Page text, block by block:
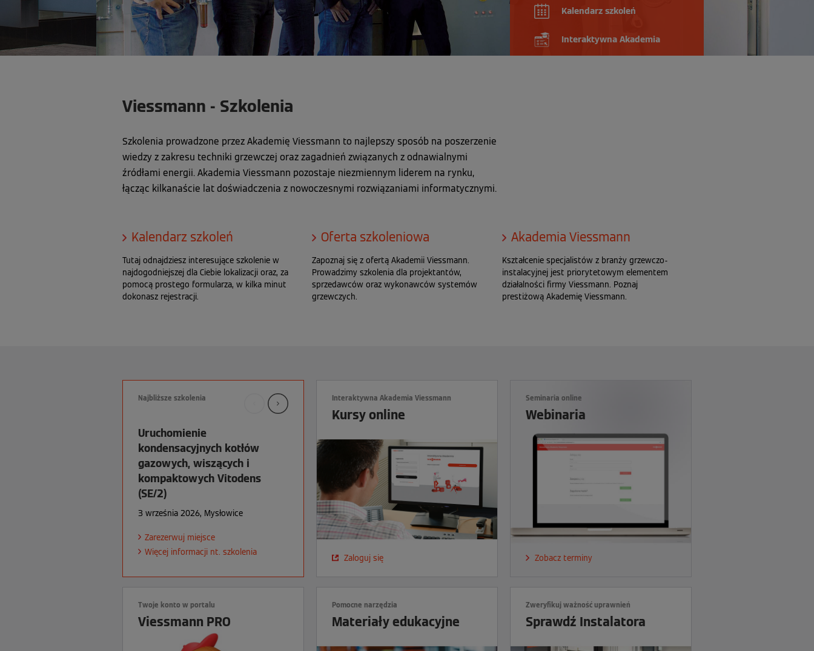
Kalendarz szkoleń
Interaktywna Akademia
Viessmann - Szkolenia
Szkolenia prowadzone przez Akademię Viessmann to najlepszy sposób na poszerzenie
wiedzy z zakresu techniki grzewczej oraz zagadnień związanych z odnawialnymi
źródłami energii. Akademia Viessmann pozostaje niezmiennym liderem na rynku,
łącząc kilkanaście lat doświadczenia z nowoczesnymi rozwiązaniami informatycznymi.
Kalendarz szkoleń
Tutaj odnajdziesz interesujące szkolenie w
najdogodniejszej dla Ciebie lokalizacji oraz, za
pomocą prostego formularza, w kilka minut
dokonasz rejestracji.
Oferta szkoleniowa
Zapoznaj się z ofertą Akademii Viessmann.
Prowadzimy szkolenia dla projektantów,
sprzedawców oraz wykonawców systemów
grzewczych.
Akademia Viessmann
Kształcenie specjalistów z branży grzewczo-
instalacyjnej jest priorytetowym elementem
działalności firmy Viessmann. Poznaj
prestiżową Akademię Viessmann.
Najbliższe szkolenia
Uruchomienie
kondensacyjnych kotłów
gazowych, wiszących i
kompaktowych Vitodens
(SE/2)
3 września 2026, Mysłowice
Zarezerwuj miejsce
Więcej informacji nt. szkolenia
kondensacyjnych kotłów
gazowych, wiszących i
kompaktowych Vitodens
(SE/2)
15 września 2026, Piaseczno
Zarezerwuj miejsce
Więcej informacji nt. szkolenia
Montaż, uruchomienie i
serwis kotłów stojących
małej mocy (MK/3)
17 września 2026, Piaseczno
Zarezerwuj miejsce
Więcej informacji nt. szkolenia
Interaktywna Akademia Viessmann
Kursy online
Zaloguj się
Seminaria online
Webinaria
Zobacz terminy
Twoje konto w portalu
Viessmann PRO
Pomocne narzędzia
Materiały edukacyjne
Zweryfikuj ważność uprawnień
Sprawdź Instalatora